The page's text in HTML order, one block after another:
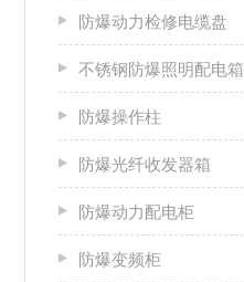
防爆动力检修电缆盘
不锈钢防爆照明配电箱
防爆操作柱
防爆光纤收发器箱
防爆动力配电柜
防爆变频柜